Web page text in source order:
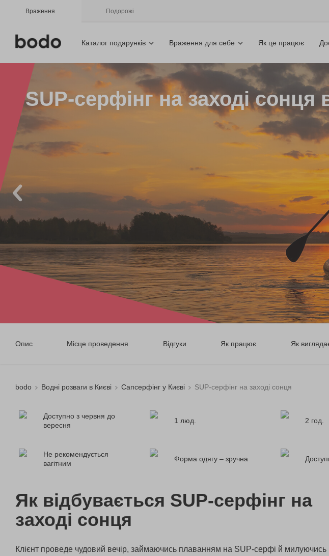
Враження Подорожі
Каталог подарунків Враження для себе Як це працює
SUP-серфінг на заході сонця
Опис Місце проведення Відгуки Як працює Як
bodo Водні розваги в Києві Сапсерфінг у Києві SUP-серфінг на заході сонця
Доступно з червня до
вересня
1 люд. 2 год.
Не рекомендується
вагітним
Форма одягу – зручна
Як відбувається SUP-серфінг на
заході сонця
Клієнт проведе чудовий вечір, займаючись плаванням на SUP-серфі й милуючись